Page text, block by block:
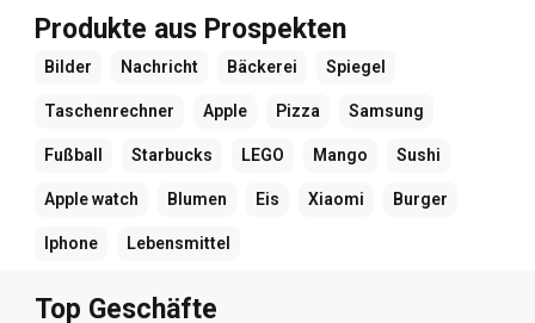
Produkte aus Prospekten
Bilder Nachricht Bäckerei Spiegel
Taschenrechner Apple Pizza Samsung
Fußball Starbucks LEGO Mango Sushi
Apple watch Blumen Eis Xiaomi Burger
Iphone Lebensmittel
Top Geschäfte